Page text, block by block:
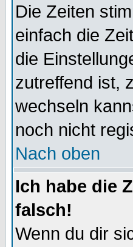
Die Zeiten
einfach die
die
zutreffend ist,
wechseln
noch nicht
Nach oben
Ich habe die
falsch!
Wenn du dir